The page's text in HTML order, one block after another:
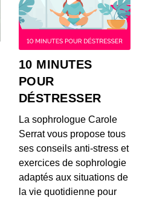
une histoire - Lexus
Y A 9 MOIS
très fermé de l'automobile de luxe,
imposée comme une vraie référence,...
une histoire - Alfa Roméo
A 2 ANS
histoire, le podcast d'AutoPlus qui
des marques à travers leurs l...
une histoire - Bugatti
10 MINUTES
POUR
DÉSTRESSER
La sophrologue Carole
Serrat vous propose tous
ses conseils anti-stress et
exercices de sophrologie
adaptés aux situations de
la vie quotidienne pour